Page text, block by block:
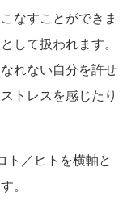
なすことができま
して扱われます。
れない自分を許せ
トレスを感じたり
／ヒトを横軸と
。